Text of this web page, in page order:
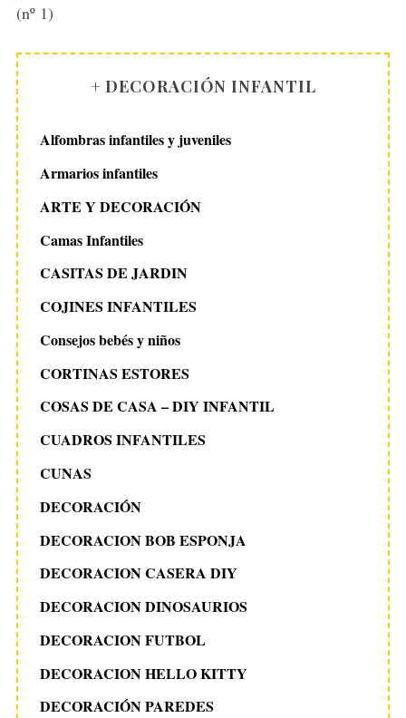
(nº 1)
+ DECORACIÓN INFANTIL
Alfombras infantiles y juveniles
Armarios infantiles
ARTE Y DECORACIÓN
Camas Infantiles
CASITAS DE JARDIN
COJINES INFANTILES
Consejos bebés y niños
CORTINAS ESTORES
COSAS DE CASA – DIY INFANTIL
CUADROS INFANTILES
CUNAS
DECORACIÓN
DECORACION BOB ESPONJA
DECORACION CASERA DIY
DECORACION DINOSAURIOS
DECORACION FUTBOL
DECORACION HELLO KITTY
DECORACIÓN PAREDES